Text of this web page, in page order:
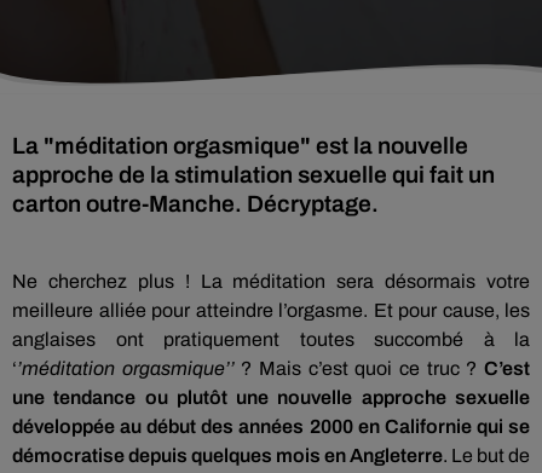
La "méditation orgasmique" est la nouvelle
approche de la stimulation sexuelle qui fait un
carton outre-Manche. Décryptage.
Ne cherchez plus ! La méditation sera désormais votre
meilleure alliée pour atteindre l’orgasme. Et pour cause, les
anglaises ont pratiquement toutes succombé à la
‘’méditation orgasmique’’ ? Mais c’est quoi ce truc ?C’est
une tendance ou plutôt une nouvelle approche sexuelle
développée au début des années 2000 en Californie qui se
démocratise depuis quelques mois en Angleterre. Le but de